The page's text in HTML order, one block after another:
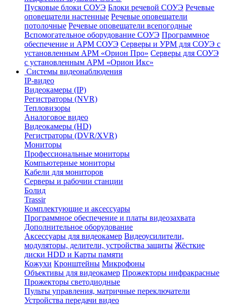
Пусковые блоки СОУЭ Блоки речевой СОУЭ Речевые
оповещатели настенные Речевые оповещатели
потолочные Речевые оповещатели всепогодные
Вспомогательное оборудование СОУЭ Программное
обеспечение и АРМ СОУЭ Серверы и УРМ для СОУЭ с
установленным АРМ «Орион Про» Серверы для СОУЭ
с установленным АРМ «Орион Икс»
Системы видеонаблюдения
IP-видео
Видеокамеры (IP)
Регистраторы (NVR)
Тепловизоры
Аналоговое видео
Видеокамеры (HD)
Регистраторы (DVR/XVR)
Мониторы
Профессиональные мониторы
Компьютерные мониторы
Кабели для мониторов
Серверы и рабочии станции
Болид
Trassir
Комплектующие и аксессуары
Программное обеспечение и платы видеозахвата
Дополнительное оборудование
Аксессуары для видеокамер Видеоусилители,
модуляторы, делители, устройства защиты Жёсткие
диски HDD и Карты памяти
Кожухи Кронштейны Микрофоны
Объективы для видеокамер Прожекторы инфракрасные
Прожекторы светодиодные
Пульты управления, матричные переключатели
Устройства передачи видео